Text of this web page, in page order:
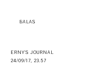
BALAS
ERNY'S JOURNAL
24/09/17, 23.57